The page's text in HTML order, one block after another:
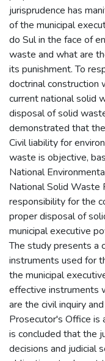
jurisprudence has
of the municipal
do Sul in the face of
waste and what are
its punishment. To
doctrinal construction
current national solid
disposal of solid
demonstrated that
Civil liability for
waste is objective,
National
National Solid Waste
responsibility for the
proper disposal of
municipal executive
The study presents a
instruments used for
the municipal
effective instruments
are the civil inquiry
Prosecutor's Office
is concluded that the
decisions and judicial